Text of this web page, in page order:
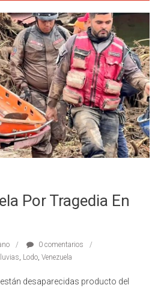
Por Tragedia En
0 comentarios
Lodo, Venezuela
desaparecidas producto del